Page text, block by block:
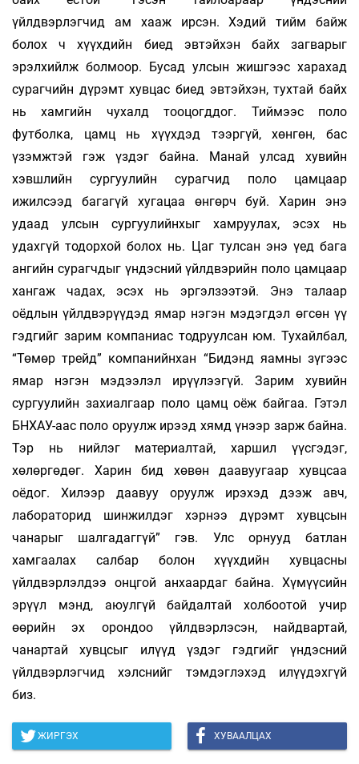
үйлдвэрлэгчид ам хааж ирсэн. Хэдий тийм байж
болох ч хүүхдийн биед эвтэйхэн байх загварыг
эрэлхийлж болмоор. Бусад улсын жишгээс харахад
сурагчийн дүрэмт хувцас биед эвтэйхэн, тухтай байх
нь хамгийн чухалд тооцогддог. Тиймээс поло
футболка, цамц нь хүүхдэд тээргүй, хөнгөн, бас
үзэмжтэй гэж үздэг байна. Манай улсад хувийн
хэвшлийн сургуулийн сурагчид поло цамцаар
ижилсээд багагүй хугацаа өнгөрч буй. Харин энэ
удаад улсын сургуулийнхыг хамруулах, эсэх нь
удахгүй тодорхой болох нь. Цаг тулсан энэ үед бага
ангийн сурагчдыг үндэсний үйлдвэрийн поло цамцаар
хангаж чадах, эсэх нь эргэлзээтэй. Энэ талаар
оёдлын үйлдвэрүүдэд ямар нэгэн мэдэгдэл өгсөн үү
гэдгийг зарим компаниас тодруулсан юм. Тухайлбал,
“Төмөр трейд” компанийнхан “Бидэнд яамны зүгээс
ямар нэгэн мэдээлэл ирүүлээгүй. Зарим хувийн
сургуулийн захиалгаар поло цамц оёж байгаа. Гэтэл
БНХАУ-аас поло оруулж ирээд хямд үнээр зарж байна.
Тэр нь нийлэг материалтай, харшил үүсгэдэг,
хөлөргөдөг. Харин бид хөвөн даавуугаар хувцсаа
оёдог. Хилээр даавуу оруулж ирэхэд дээж авч,
лабораторид шинжилдэг хэрнээ дүрэмт хувцсын
чанарыг шалгадаггүй” гэв. Улс орнууд батлан
хамгаалах салбар болон хүүхдийн хувцасны
үйлдвэрлэлдээ онцгой анхаардаг байна. Хүмүүсийн
эрүүл мэнд, аюулгүй байдалтай холбоотой учир
өөрийн эх орондоо үйлдвэрлэсэн, найдвартай,
чанартай хувцсыг илүүд үздэг гэдгийг үндэсний
үйлдвэрлэгчид хэлснийг тэмдэглэхэд илүүдэхгүй
биз.
ЖИРГЭХ ХУВААЛЦАХ